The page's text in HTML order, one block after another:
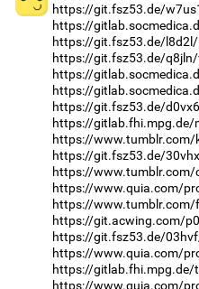
https://git.fsz53.de/
https://
https://git.fsz53.de/
https://git.fsz53.de/
https://
https://
https://git.fsz53.de/
https://
https://www.tumblr.com/
https://git.fsz53.de/
https://www.tumblr.com/
https://www.quia.com/
https://www.tumblr.com/
https://git.acwing.com/
https://git.fsz53.de/
https://www.quia.com/
https://
https://www.quia.com/